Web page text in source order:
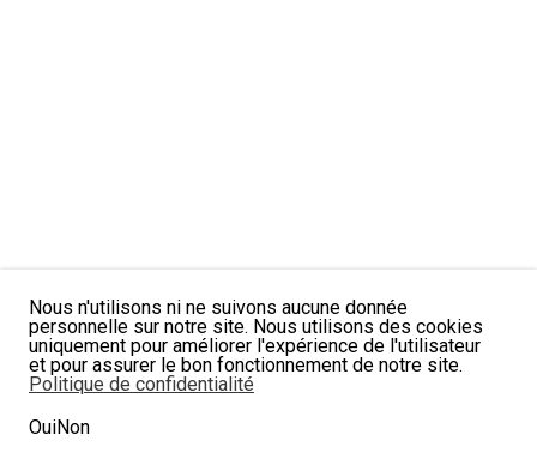
Nous n'utilisons ni ne suivons aucune donnée
personnelle sur notre site. Nous utilisons des cookies
uniquement pour améliorer l'expérience de l'utilisateur
et pour assurer le bon fonctionnement de notre site.
Politique de confidentialité
OuiNon